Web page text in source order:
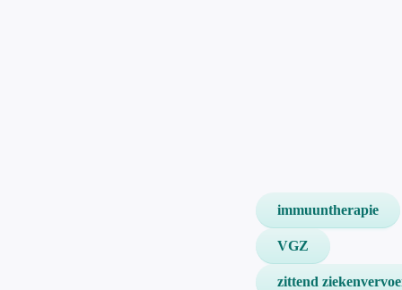
immuuntherapie
VGZ
zittend